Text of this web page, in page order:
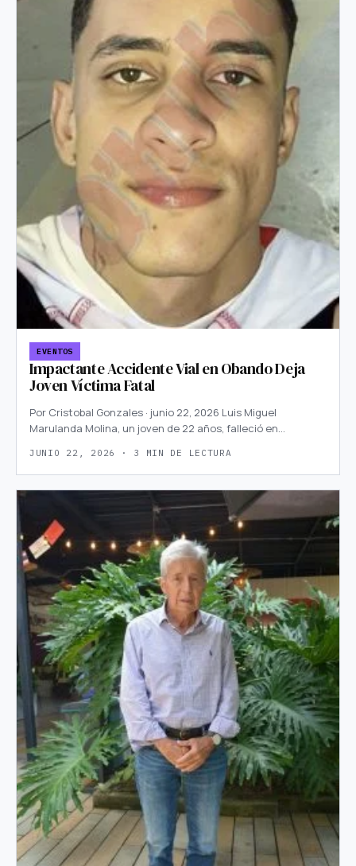
EVENTOS
Impactante Accidente Vial en Obando Deja
Joven Víctima Fatal
Por Cristobal Gonzales · junio 22, 2026 Luis Miguel
Marulanda Molina, un joven de 22 años, falleció en…
JUNIO 22, 2026 · 3 MIN DE LECTURA